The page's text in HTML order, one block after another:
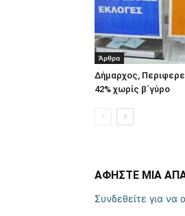
Άρθρα
Δήμαρχος,
42% χωρίς β΄γύρο
ΑΦΗΣΤΕ ΜΙΑ
Συνδεθείτε για να